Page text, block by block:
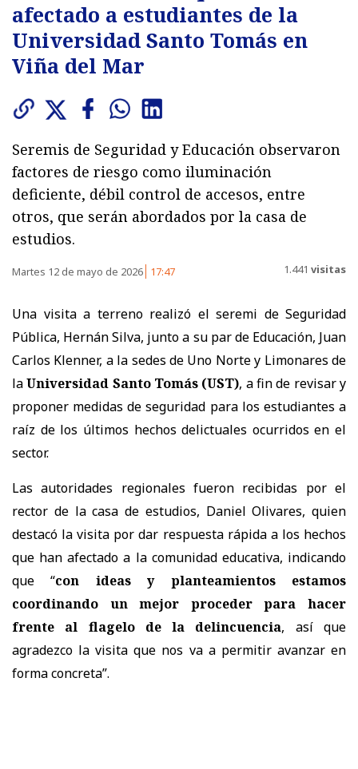
afectado a estudiantes de la
Universidad Santo Tomás en
Viña del Mar
Seremis de Seguridad y Educación observaron
factores de riesgo como iluminación
deficiente, débil control de accesos, entre
otros, que serán abordados por la casa de
estudios.
Martes 12 de mayo de 2026 17:47 1.441 visitas
Una visita a terreno realizó el seremi de Seguridad
Pública, Hernán Silva, junto a su par de Educación, Juan
Carlos Klenner, a la sedes de Uno Norte y Limonares de
laUniversidad Santo Tomás (UST), a fin de revisar y
proponer medidas de seguridad para los estudiantes a
raíz de los últimos hechos delictuales ocurridos en el
sector.
Las autoridades regionales fueron recibidas por el
rector de la casa de estudios, Daniel Olivares, quien
destacó la visita por dar respuesta rápida a los hechos
que han afectado a la comunidad educativa, indicando
que “con ideas y planteamientos estamos
coordinando un mejor proceder para hacer
frente al flagelo de la delincuencia, así que
agradezco la visita que nos va a permitir avanzar en
forma concreta”.